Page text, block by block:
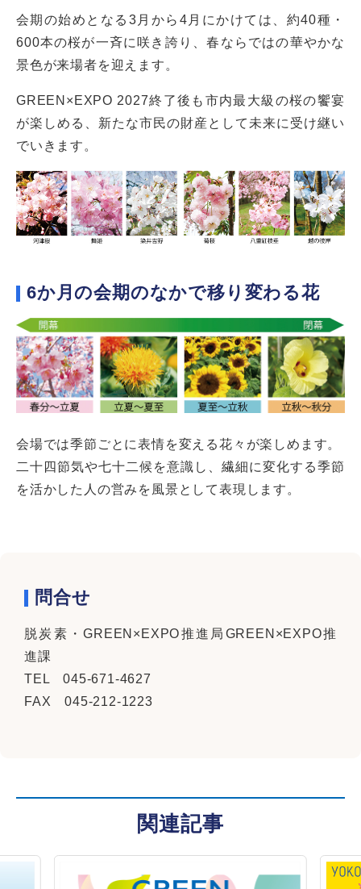
会期の始めとなる3月から4月にかけては、約40種・
600本の桜が一斉に咲き誇り、春ならではの華やかな
景色が来場者を迎えます。
GREEN×EXPO 2027終了後も市内最大級の桜の饗宴
が楽しめる、新たな市民の財産として未来に受け継い
でいきます。
6か月の会期のなかで移り変わる花
会場では季節ごとに表情を変える花々が楽しめます。
二十四節気や七十二候を意識し、繊細に変化する季節
を活かした人の営みを風景として表現します。
問合せ
脱炭素・GREEN×EXPO推進局GREEN×EXPO推
進課
TEL 045-671-4627
FAX 045-212-1223
関連記事